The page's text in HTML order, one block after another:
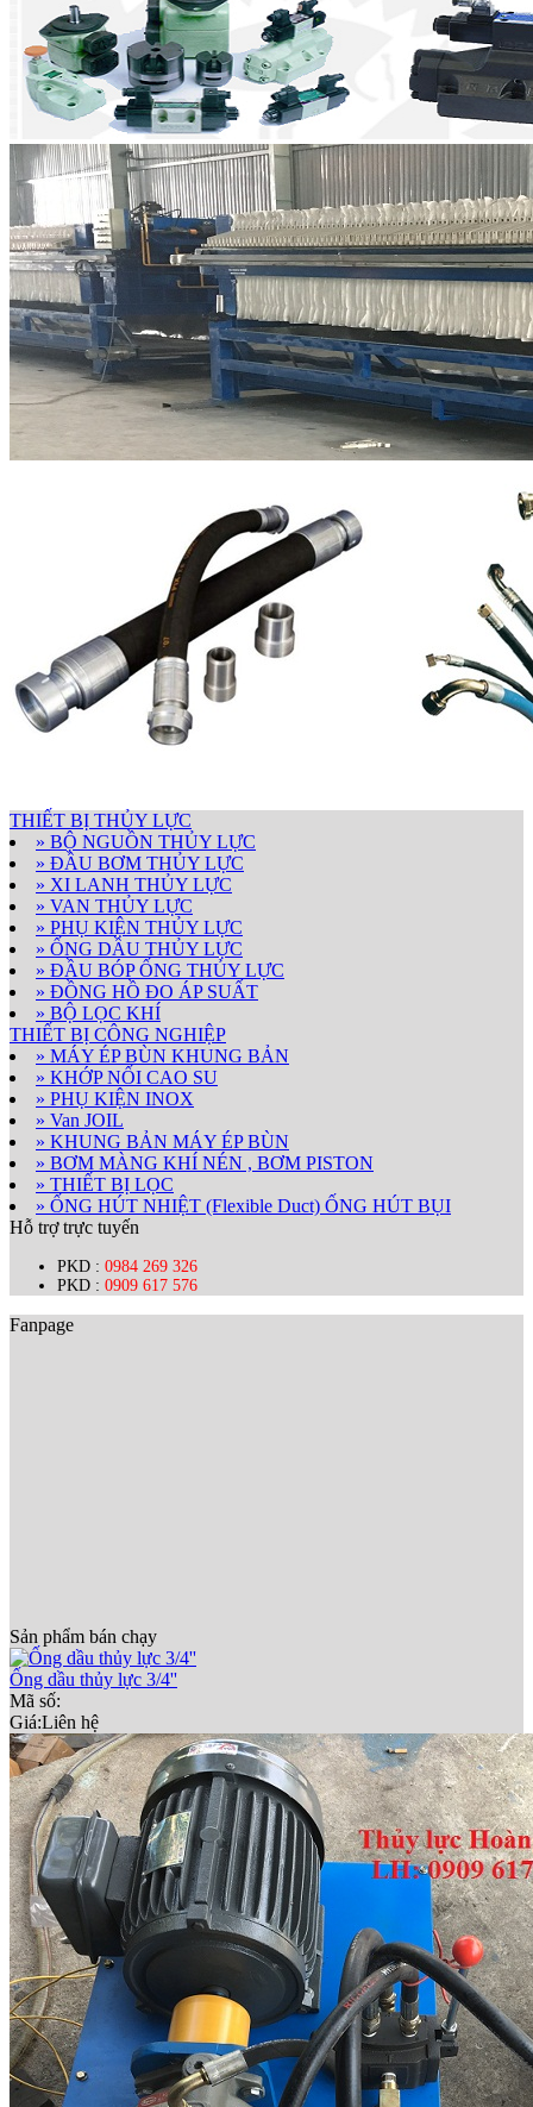
THIẾT BỊ THỦY LỰC
» BỘ NGUỒN THỦY LỰC
» ĐẦU BƠM THỦY LỰC
» XI LANH THỦY LỰC
» VAN THỦY LỰC
» PHỤ KIỆN THỦY LỰC
» ỐNG DẦU THỦY LỰC
» ĐẦU BÓP ỐNG THỦY LỰC
» ĐỒNG HỒ ĐO ÁP SUẤT
» BỘ LỌC KHÍ
THIẾT BỊ CÔNG NGHIỆP
» MÁY ÉP BÙN KHUNG BẢN
» KHỚP NỐI CAO SU
» PHỤ KIỆN INOX
» Van JOIL
» KHUNG BẢN MÁY ÉP BÙN
» BƠM MÀNG KHÍ NÉN , BƠM PISTON
» THIẾT BỊ LỌC
» ỐNG HÚT NHIỆT (Flexible Duct) ỐNG HÚT BỤI
Hỗ trợ trực tuyến
PKD : 0984 269 326
PKD : 0909 617 576
Fanpage
Sản phẩm bán chạy
Ống dầu thủy lực 3/4''
Mã số:
Giá:Liên hệ